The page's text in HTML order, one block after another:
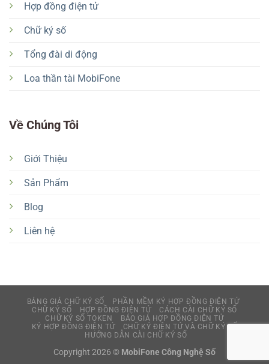
Hợp đồng điện tử
Chữ ký số
Tổng đài di động
Loa thần tài MobiFone
Về Chúng Tôi
Giới Thiệu
Sản Phẩm
Blog
Liên hệ
BẢNG GIÁ CHỮ KÝ SỐ
PHẦN MỀM KÝ HỢP ĐỒNG ĐIỆN TỬ
CHỮ KÝ SỐ
HỢP ĐỒNG ĐIỆN TỬ
CÁCH CÀI CHỮ KÝ SỐ
CHỮ KÝ SỐ TOKEN
BÁO GIÁ HỢP ĐỒNG ĐIỆN TỬ
KÝ HỢP ĐỒNG ĐIỆN TỬ
CHỮ KÝ ĐIỆN TỬ VÀ CHỮ KÝ SỐ
HƯỚNG DẪN CÀI CHỮ KÝ SỐ
Copyright 2026 © MobiFone Công Nghệ Số